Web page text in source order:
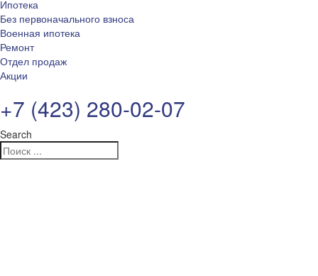
Ипотека
Без первоначального взноса
Военная ипотека
Ремонт
Отдел продаж
Акции
+7 (423) 280-02-07
Search